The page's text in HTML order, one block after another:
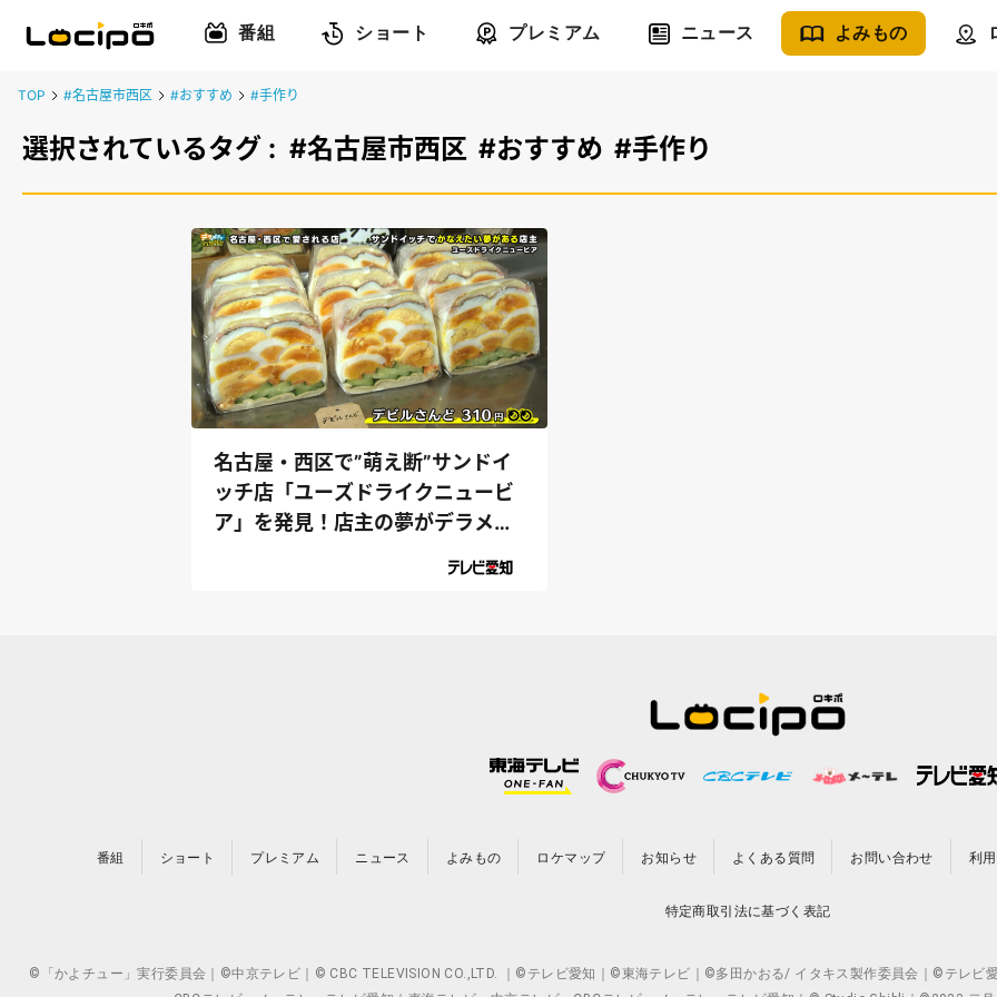
番組 ショート プレミアム ニュース よみもの
TOP #名古屋市西区 #おすすめ #手作り
選択されているタグ : #名古屋市西区 #おすすめ #手作り
名古屋・西区で”萌え断”サンドイ
ッチ店「ユーズドライクニュービ
ア」を発見！店主の夢がデラメチ
番組 ショート プレミアム ニュース よみもの ロケマップ お知らせ よくある質問 お問い合わせ 利
特定商取引法に基づく表記
©「かよチュー」実行委員会｜©中京テレビ｜© CBC TELEVISION CO.,LTD. ｜©テレビ愛知｜©東海テレビ｜©多田かおる/ イタキス製作委員会｜©テレビ